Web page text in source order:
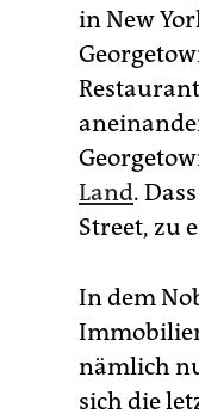
in New
Land.
Street, zu
In dem
nämlich
sich die